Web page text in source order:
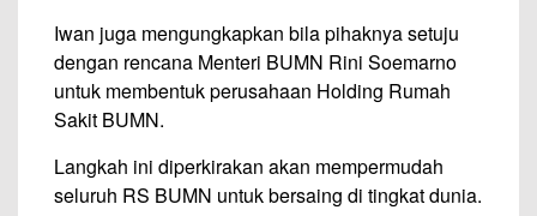
Iwan juga mengungkapkan bila pihaknya setuju
dengan rencana Menteri BUMN Rini Soemarno
untuk membentuk perusahaan Holding Rumah
Sakit BUMN.
Langkah ini diperkirakan akan mempermudah
seluruh RS BUMN untuk bersaing di tingkat dunia.